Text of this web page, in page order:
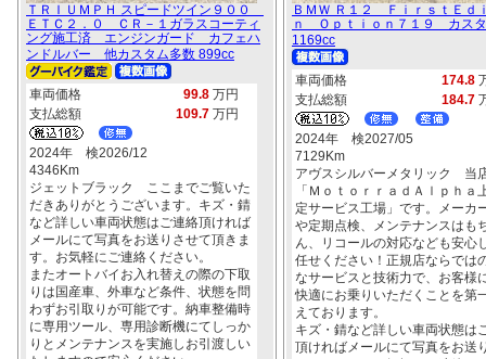
ＴＲＩＵＭＰＨ スピードツイン９００
ＥＴＣ２．０ ＣＲ－１ガラスコーティ
ング施工済 エンジンガード カフェハ
ンドルバー 他カスタム多数 899cc
車両価格 99.8 万円
支払総額
109.7 万円
2024年 検2026/12
4346Km
ジェットブラック ここまでご覧いた
だきありがとうございます。キズ・錆
など詳しい車両状態はご連絡頂ければ
メールにて写真をお送りさせて頂きま
す。お気軽にご連絡ください。
またオートバイお入れ替えの際の下取
りは国産車、外車など条件、状態を問
わずお引取りが可能です。納車整備時
に専用ツール、専用診断機にてしっか
りとメンテナンスを実施しお引渡しい
ＢＭＷ Ｒ１２ ＦｉｒｓｔＥｄ
ｎ Ｏｐｔｉｏｎ７１９ カス
1169cc
車両価格 174.8
支払総額
184.7
2024年 検2027/05
7129Km
アヴスシルバーメタリック 当
「ＭｏｔｏｒｒａｄＡｌｐｈａ
定サービス工場」です。メーカ
や定期点検、メンテナンスはも
ん、リコールの対応なども安心
任せください！正規店ならでは
なサービスと技術力で、お客様
快適にお乗りいただくことを第
えております。
キズ・錆など詳しい車両状態は
頂ければメールにて写真をお送